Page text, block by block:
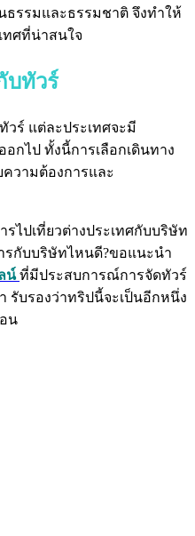
ธรรมและธรรมชาติ จึงทำให้
ทศที่น่าสนใจ
บทัวร์
วร์ แต่ละประเทศจะมี
อกไป ทั้งนี้การเลือกเดินทาง
วามต้องการและ
ไปเที่ยวต่างประเทศกับบริษัท
รกับบริษัทไหนดี?ขอแนะนำ
น์ที่มีประสบการณ์การจัดทัวร์
รับรองว่าทริปนี้จะเป็นอีกหนึ่ง
น